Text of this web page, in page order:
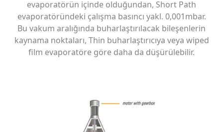
evaporatörün içinde olduğundan, Short Path
evaporatöründeki çalışma basıncı yakl. 0,001mbar.
Bu vakum aralığında buharlaştırılacak bileşenlerin
kaynama noktaları, Thin buharlaştırıcıya veya wiped
film evaporatöre göre daha da düşürülebilir.